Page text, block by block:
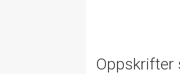
Oppskrifter